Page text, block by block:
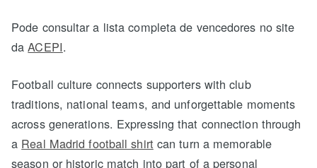
Pode consultar a lista completa de vencedores no site
daACEPI.
Football culture connects supporters with club
traditions, national teams, and unforgettable moments
across generations. Expressing that connection through
a Real Madrid football shirt can turn a memorable
season or historic match into part of a personal